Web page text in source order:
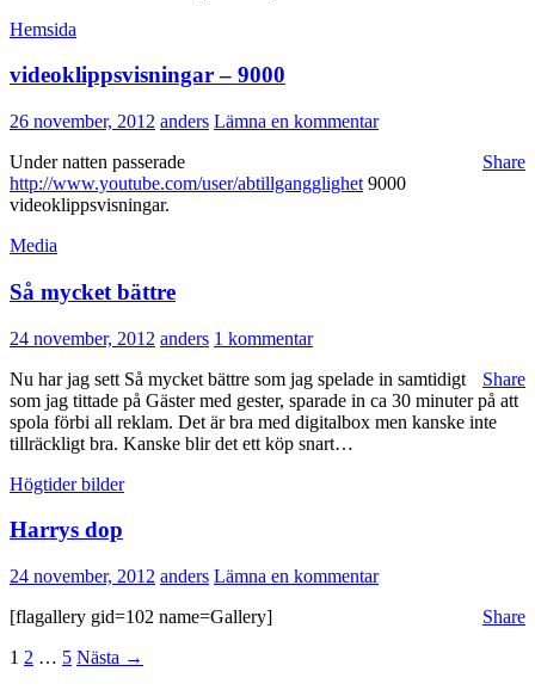
Hemsida
videoklippsvisningar – 9000
26 november, 2012 anders Lämna en kommentar
Share
Under natten passerade
http://www.youtube.com/user/abtillgangglighet 9000
videoklippsvisningar.
Media
Så mycket bättre
24 november, 2012 anders 1 kommentar
Share
Nu har jag sett Så mycket bättre som jag spelade in samtidigt
som jag tittade på Gäster med gester, sparade in ca 30 minuter på att
spola förbi all reklam. Det är bra med digitalbox men kanske inte
tillräckligt bra. Kanske blir det ett köp snart…
Högtider bilder
Harrys dop
24 november, 2012 anders Lämna en kommentar
Share
[flagallery gid=102 name=Gallery]
Inläggsnavigering
1 2 … 5 Nästa →